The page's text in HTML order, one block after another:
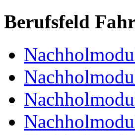
Berufsfeld